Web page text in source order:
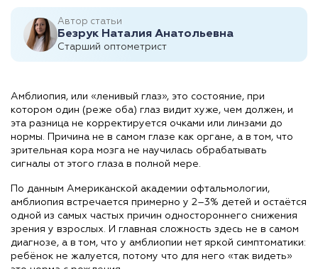
Автор статьи
Безрук Наталия Анатольевна
Старший оптометрист
Амблиопия, или «ленивый глаз», это состояние, при
котором один (реже оба) глаз видит хуже, чем должен, и
эта разница не корректируется очками или линзами до
нормы. Причина не в самом глазе как органе, а в том, что
зрительная кора мозга не научилась обрабатывать
сигналы от этого глаза в полной мере.
По данным Американской академии офтальмологии,
амблиопия встречается примерно у 2–3% детей и остаётся
одной из самых частых причин одностороннего снижения
зрения у взрослых. И главная сложность здесь не в самом
диагнозе, а в том, что у амблиопии нет яркой симптоматики:
ребёнок не жалуется, потому что для него «так видеть»